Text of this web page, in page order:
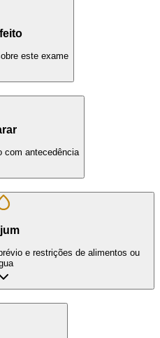
este exame
com antecedência
e restrições de alimentos ou